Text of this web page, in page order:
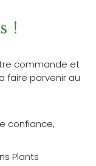
!
commande et
faire parvenir au
confiance,
Plants